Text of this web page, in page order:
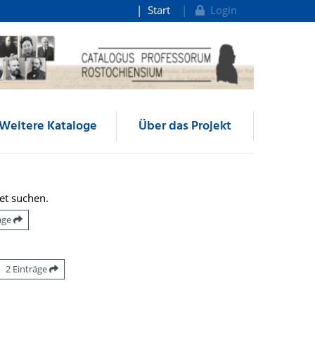
Start Login
Kataloge Über das Projekt
suchen.
2 Einträge